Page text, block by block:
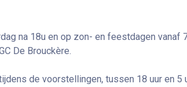
na 18u en op zon- en feestdagen
De Brouckère.
de voorstellingen, tussen 18 uur en 5